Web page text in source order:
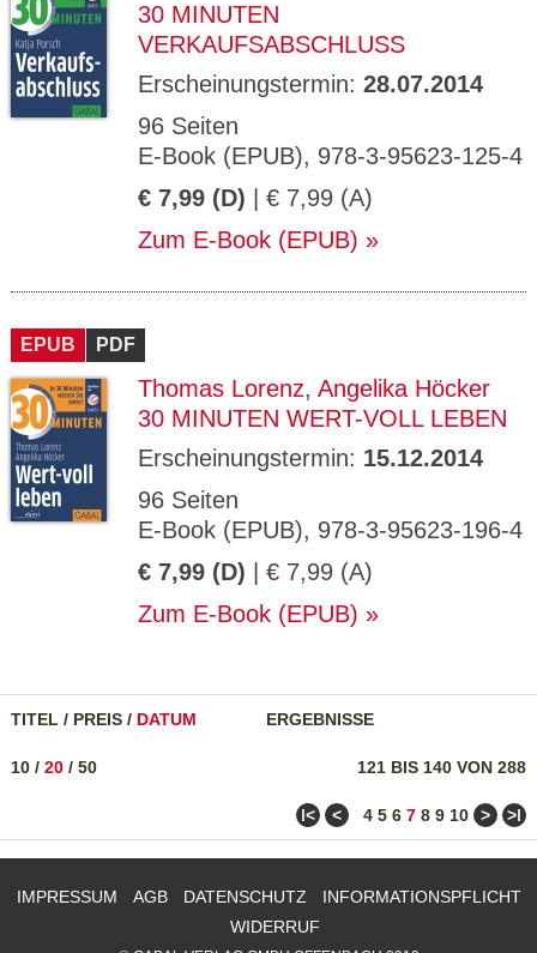
30 MINUTEN
VERKAUFSABSCHLUSS
Erscheinungstermin: 28.07.2014
96 Seiten
E-Book (EPUB), 978-3-95623-125-4
€ 7,99 (D) | € 7,99 (A)
Zum E-Book (EPUB)
EPUB PDF
Thomas Lorenz, Angelika Höcker
30 MINUTEN WERT-VOLL LEBEN
Erscheinungstermin: 15.12.2014
96 Seiten
E-Book (EPUB), 978-3-95623-196-4
€ 7,99 (D) | € 7,99 (A)
Zum E-Book (EPUB)
TITEL / PREIS / DATUM ERGEBNISSE
121 BIS 140 VON 288
10 / 20 / 50
ǀ< < 4 5 6 7 8 9 10 > >ǀ
IMPRESSUM AGB DATENSCHUTZ
INFORMATIONSPFLICHT
WIDERRUF